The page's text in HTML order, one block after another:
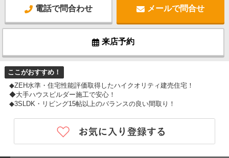
電話で問合わせ メールで問合せ
来店予約
ここがおすすめ！
◆ZEH水準・住宅性能評価取得したハイクオリティ建売住宅！
◆大手ハウスビルダー施工で安心！
◆3SLDK・リビング15帖以上のバランスの良い間取り！